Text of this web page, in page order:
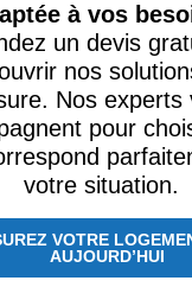
à vos
un devis
nos
Nos experts
pour
votre situation.
VOTRE
AUJOURD’HUI